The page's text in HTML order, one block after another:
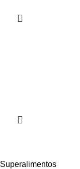
Superalimentos